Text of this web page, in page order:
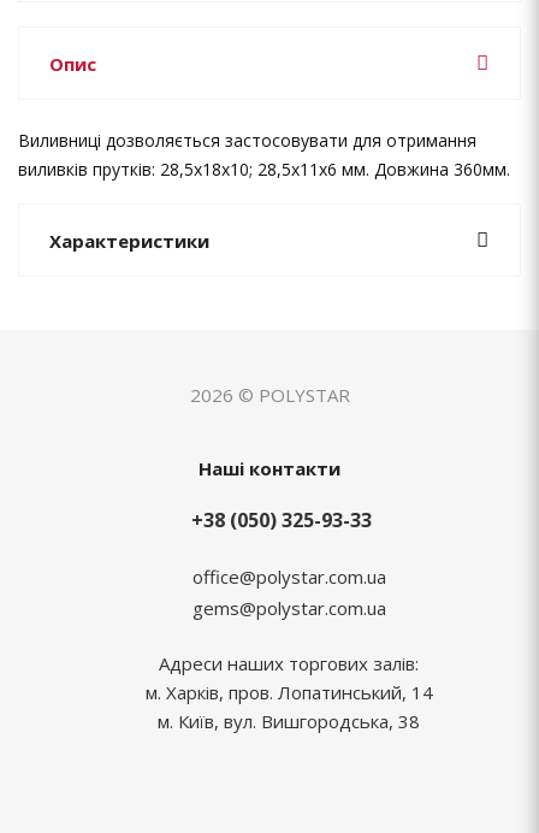
Опис
Виливниці дозволяється застосовувати для отримання
виливків прутків: 28,5х18х10; 28,5х11х6 мм. Довжина 360мм.
Характеристики
2026 © POLYSTAR
Наші контакти
+38 (050) 325-93-33
office@polystar.com.ua
gems@polystar.com.ua
Адреси наших торгових залів:
м. Харків, пров. Лопатинський, 14
м. Київ, вул. Вишгородська, 38